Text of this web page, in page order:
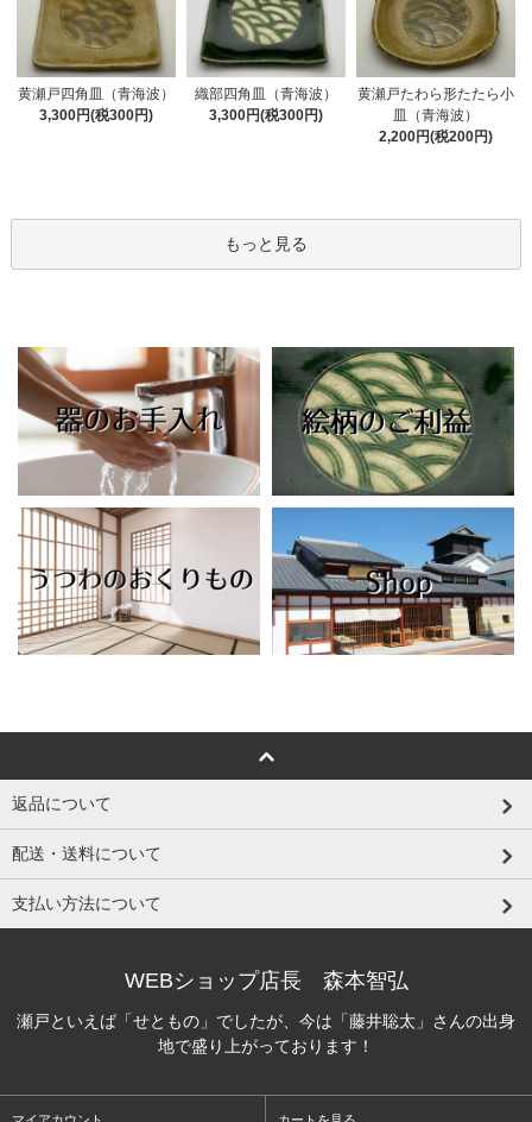
黄瀬戸四角皿（青海波）
3,300円(税300円)
織部四角皿（青海波）
3,300円(税300円)
黄瀬戸たわら形たたら小
皿（青海波）
2,200円(税200円)
もっと見る
返品について
配送・送料について
支払い方法について
WEBショップ店長 森本智弘
瀬戸といえば「せともの」でしたが、今は「藤井聡太」さんの出身
地で盛り上がっております！